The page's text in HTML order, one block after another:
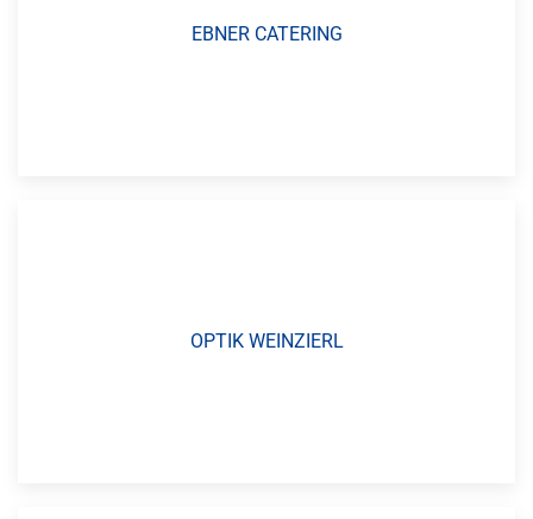
EBNER CATERING
OPTIK WEINZIERL